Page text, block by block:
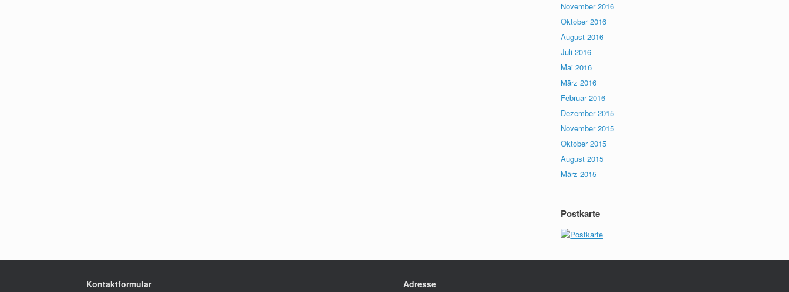
November 2016
Oktober 2016
August 2016
Juli 2016
Mai 2016
März 2016
Februar 2016
Dezember 2015
November 2015
Oktober 2015
August 2015
März 2015
Postkarte
Kontaktformular Adresse